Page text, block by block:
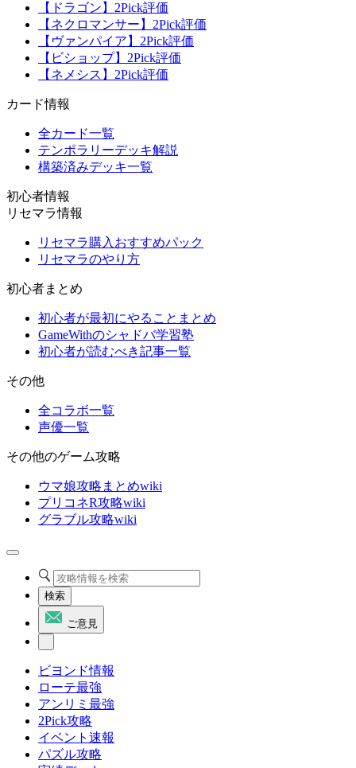
【ドラゴン】2Pick評価
【ネクロマンサー】2Pick評価
【ヴァンパイア】2Pick評価
【ビショップ】2Pick評価
【ネメシス】2Pick評価
カード情報
全カード一覧
テンポラリーデッキ解説
構築済みデッキ一覧
初心者情報
リセマラ情報
リセマラ購入おすすめパック
リセマラのやり方
初心者まとめ
初心者が最初にやることまとめ
GameWithのシャドバ学習塾
初心者が読むべき記事一覧
その他
全コラボ一覧
声優一覧
その他のゲーム攻略
ウマ娘攻略まとめwiki
プリコネR攻略wiki
グラブル攻略wiki
検索
ご意見
ビヨンド情報
ローテ最強
アンリミ最強
2Pick攻略
イベント速報
パズル攻略